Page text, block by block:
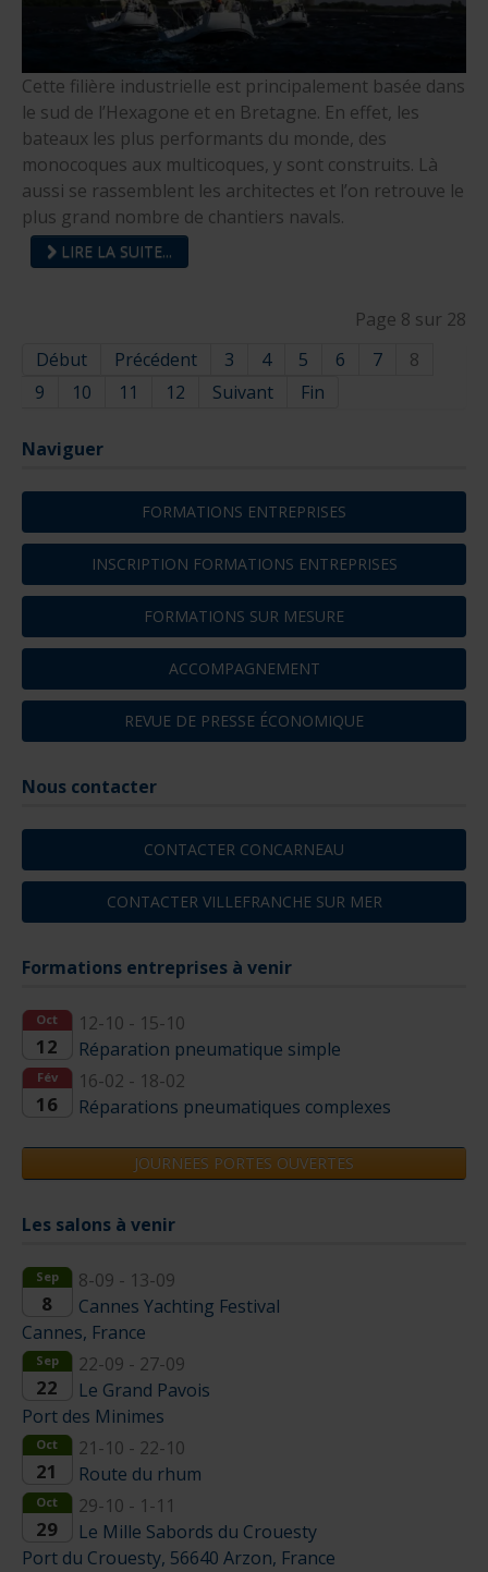
Cette filière industrielle est principalement basée dans
le sud de l’Hexagone et en Bretagne. En effet, les
bateaux les plus performants du monde, des
monocoques aux multicoques, y sont construits. Là
aussi se rassemblent les architectes et l’on retrouve le
plus grand nombre de chantiers navals.
LIRE LA SUITE...
Page 8 sur 28
Début
Précédent 3 4 5 6 7
8
9
10 11 12 Suivant Fin
Naviguer
FORMATIONS ENTREPRISES
INSCRIPTION FORMATIONS ENTREPRISES
FORMATIONS SUR MESURE
ACCOMPAGNEMENT
REVUE DE PRESSE ÉCONOMIQUE
Nous contacter
CONTACTER CONCARNEAU
CONTACTER VILLEFRANCHE SUR MER
Formations entreprises à venir
12
Oct
12-10 - 15-10
Réparation pneumatique simple
16
Fév
16-02 - 18-02
Réparations pneumatiques complexes
JOURNEES PORTES OUVERTES
Les salons à venir
8
Sep
8-09 - 13-09
Cannes Yachting Festival
Cannes, France
22
Sep
22-09 - 27-09
Le Grand Pavois
Port des Minimes
21
Oct
21-10 - 22-10
Route du rhum
29
Oct
29-10 - 1-11
Le Mille Sabords du Crouesty
Port du Crouesty, 56640 Arzon, France